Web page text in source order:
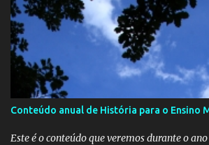
Conteúdo anual de História para o Ensino
Este é o conteúdo que veremos durante o